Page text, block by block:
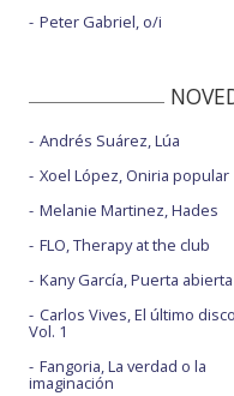
Peter Gabriel, o/i
Andrés Suárez, Lúa
Xoel López, Oniria popular
Melanie Martinez, Hades
FLO, Therapy at the club
Kany García, Puerta abierta
Carlos Vives, El último disco
Vol. 1
Fangoria, La verdad o la
imaginación